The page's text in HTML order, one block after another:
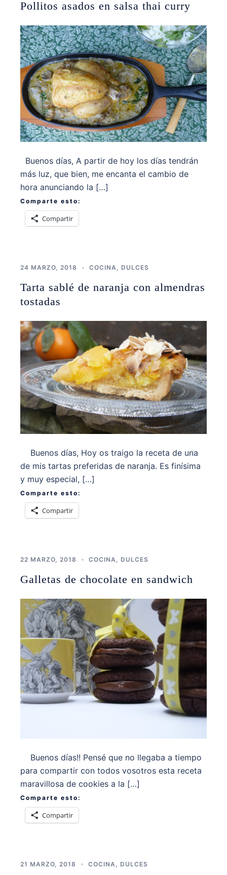
Pollitos asados en salsa thai curry
Buenos días, A partir de hoy los días tendrán
más luz, que bien, me encanta el cambio de
hora anunciando la […]
Comparte esto:
Compartir
24 MARZO, 2018 COCINA, DULCES
Tarta sablé de naranja con almendras
tostadas
Buenos días, Hoy os traigo la receta de una
de mis tartas preferidas de naranja. Es finísima
y muy especial, […]
Comparte esto:
Compartir
22 MARZO, 2018 COCINA DULCES
Galletas de chocolate en sandwich
Buenos días!! Pensé que no llegaba a tiempo
para compartir con todos vosotros esta receta
maravillosa de cookies a la […]
Comparte esto:
Compartir
21 MARZO, 2018 COCINA DULCES